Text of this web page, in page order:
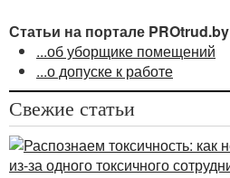
Статьи на портале PROtrud.by
...об уборщике помещений
...о допуске к работе
Свежие статьи